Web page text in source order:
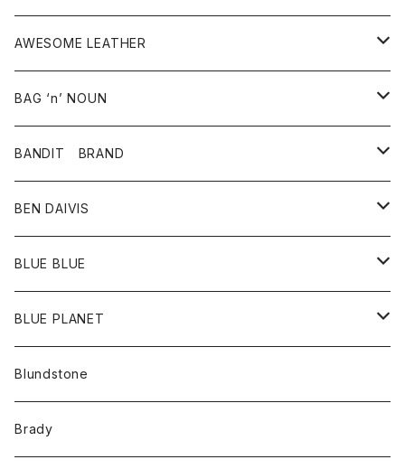
アクセサリー
その他雑貨
シャツ
ボトム
スカート
パンツ
グッズ
靴
バッグ
靴
シャツ
AWESOME LEATHER
アウター
革ジャケット
BAG ‘n’ NOUN
アクセサリー
バッグ
ポーチ
BANDIT BRAND
トップス
Ｔシャツ
BEN DAIVIS
ポトム
パンツ
BLUE BLUE
アウター
カーディガン
コート
アクセサリー
バッグ
キッズ
BLUE PLANET
サングラス
Blundstone
Brady